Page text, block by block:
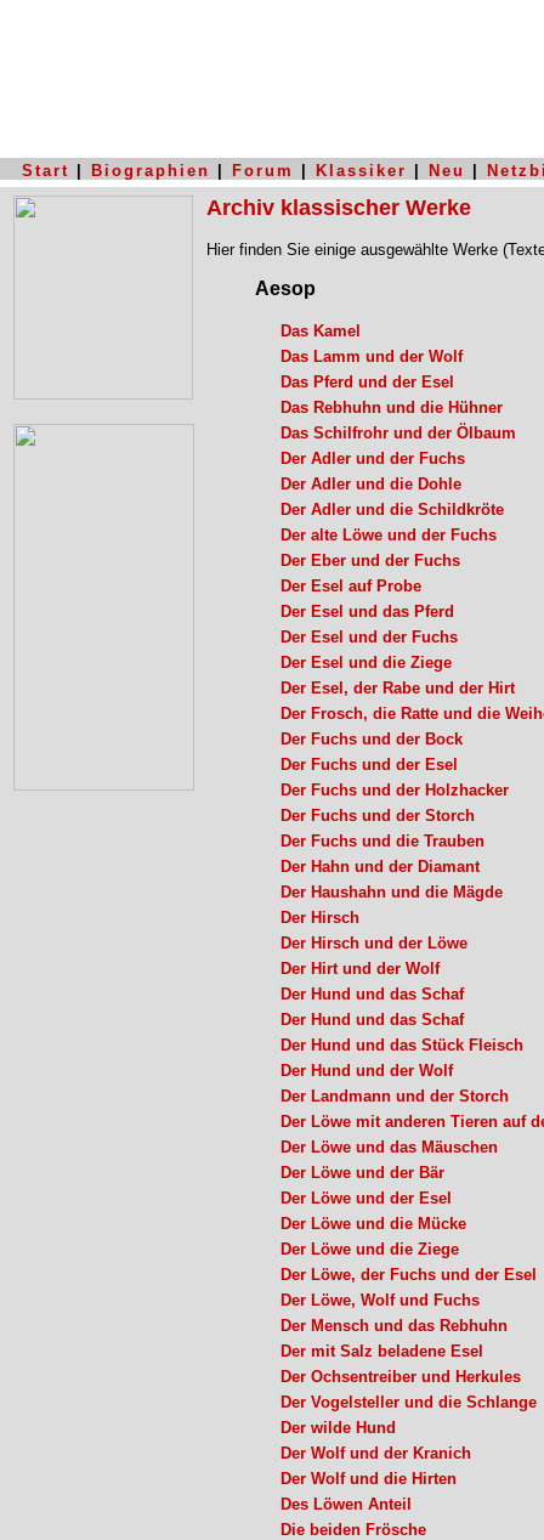
Start Biographien Forum Klassiker Neu
Archiv klassischer Werke
Hier finden Sie einige ausgewählte Werke
Aesop
Das Kamel
Das Lamm und der Wolf
Das Pferd und der Esel
Das Rebhuhn und die Hühner
Das Schilfrohr und der Ölbaum
Der Adler und der Fuchs
Der Adler und die Dohle
Der Adler und die Schildkröte
Der alte Löwe und der Fuchs
Der Eber und der Fuchs
Der Esel auf Probe
Der Esel und das Pferd
Der Esel und der Fuchs
Der Esel und die Ziege
Der Esel, der Rabe und der Hirt
Der Frosch, die Ratte und die
Der Fuchs und der Bock
Der Fuchs und der Esel
Der Fuchs und der Holzhacker
Der Fuchs und der Storch
Der Fuchs und die Trauben
Der Hahn und der Diamant
Der Haushahn und die Mägde
Der Hirsch
Der Hirsch und der Löwe
Der Hirt und der Wolf
Der Hund und das Schaf
Der Hund und das Schaf
Der Hund und das Stück Fleisch
Der Hund und der Wolf
Der Landmann und der Storch
Der Löwe mit anderen Tieren auf
Der Löwe und das Mäuschen
Der Löwe und der Bär
Der Löwe und der Esel
Der Löwe und die Mücke
Der Löwe und die Ziege
Der Löwe, der Fuchs und der Esel
Der Löwe, Wolf und Fuchs
Der Mensch und das Rebhuhn
Der mit Salz beladene Esel
Der Ochsentreiber und Herkules
Der Vogelsteller und die Schlange
Der wilde Hund
Der Wolf und der Kranich
Der Wolf und die Hirten
Des Löwen Anteil
Die beiden Frösche